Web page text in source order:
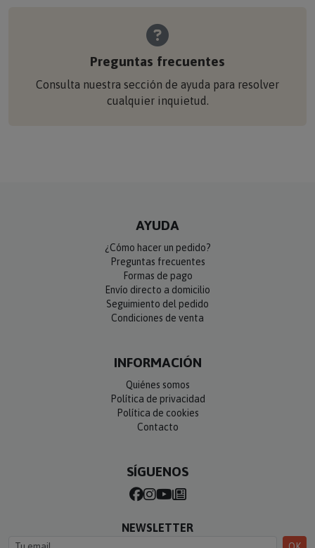
Preguntas frecuentes
Consulta nuestra sección de ayuda para resolver
cualquier inquietud.
AYUDA
¿Cómo hacer un pedido?
Preguntas frecuentes
Formas de pago
Envío directo a domicilio
Seguimiento del pedido
Condiciones de venta
INFORMACIÓN
Quiénes somos
Política de privacidad
Política de cookies
Contacto
SÍGUENOS
NEWSLETTER